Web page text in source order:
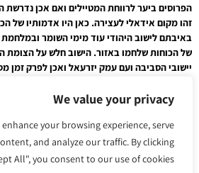
We value your privacy
your browsing experience, serve
and analyze our traffic. By clicking
All", you consent to our use of cookies.
הפרוסים ביער לרווחת המטיילים ואם אכן
זהו מקום אידאלי לעצירה. כאן היו אדמותיו של
באיבתם לישוב היהודי עוד מימי השומר
של הכוחות שלחמו באזור. הישוב חלש על
יישובי הסביבה ועם עמק יזרעאל ואכן לפרק זמן
לביא. ממערב לנקודת גובה 324 שעליה נמצאת חירבת לביא
סמוכה מזרחית לה (נקודת
והיא הייתה ככל הנראה חלק מעיירה גדולה
השם לוביא נזכר בתקופה הצלבנית והוא קשור